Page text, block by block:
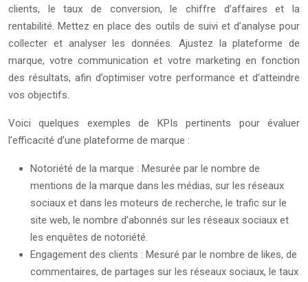
clients, le taux de conversion, le chiffre d’affaires et la
rentabilité. Mettez en place des outils de suivi et d’analyse pour
collecter et analyser les données. Ajustez la plateforme de
marque, votre communication et votre marketing en fonction
des résultats, afin d’optimiser votre performance et d’atteindre
vos objectifs.
Voici quelques exemples de KPIs pertinents pour évaluer
l’efficacité d’une plateforme de marque :
Notoriété de la marque : Mesurée par le nombre de
mentions de la marque dans les médias, sur les réseaux
sociaux et dans les moteurs de recherche, le trafic sur le
site web, le nombre d’abonnés sur les réseaux sociaux et
les enquêtes de notoriété.
Engagement des clients : Mesuré par le nombre de likes, de
commentaires, de partages sur les réseaux sociaux, le taux